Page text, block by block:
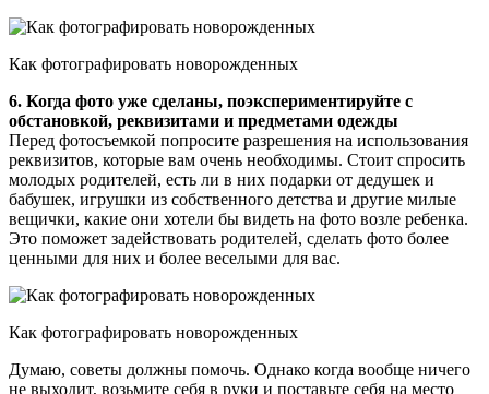
Как фотографировать новорожденных
6. Когда фото уже сделаны, поэкспериментируйте с
обстановкой, реквизитами и предметами одежды
Перед фотосъемкой попросите разрешения на использования
реквизитов, которые вам очень необходимы. Стоит спросить
молодых родителей, есть ли в них подарки от дедушек и
бабушек, игрушки из собственного детства и другие милые
вещички, какие они хотели бы видеть на фото возле ребенка.
Это поможет задействовать родителей, сделать фото более
ценными для них и более веселыми для вас.
Как фотографировать новорожденных
Думаю, советы должны помочь. Однако когда вообще ничего
не выходит, возьмите себя в руки и поставьте себя на место